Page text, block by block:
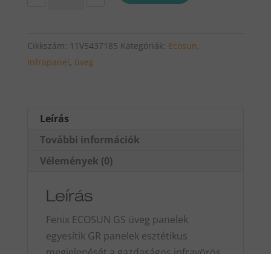
EcoSun
300
Új
mennyiség
Cikkszám: 11V5437185 Kategóriák: Ecosun,
Infrapanel, üveg
Leírás
További információk
Vélemények (0)
Leírás
Fenix ECOSUN GS üveg panelek
egyesítik GR panelek esztétikus